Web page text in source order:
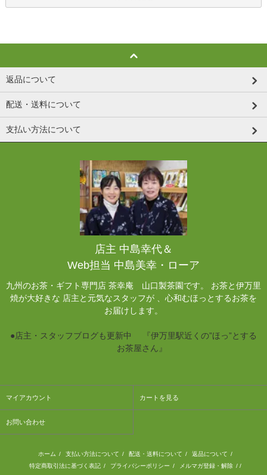
返品について
配送・送料について
支払い方法について
店主 中島幸代＆
Web担当 中島美幸・ローア
九州のお茶・ギフト専門店 茶幸庵 山口製茶園です。 お茶と伊万里
焼が大好きな 店主と元気なスタッフが 、心和むほっとするお茶を
お届けします。
●店主・スタッフブログも更新中 『伊万里駅近くの”ほっ”とする
お茶屋さん』
マイアカウント カートを見る
お問い合わせ
ホーム / 支払い方法について / 配送・送料について / 返品について /
特定商取引法に基づく表記 / プライバシーポリシー / メルマガ登録・解除 / /